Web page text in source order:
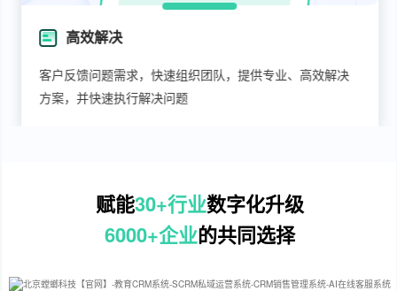
高效解决
客户反馈问题需求，快速组织团队，提供专业、高效解决
方案，并快速执行解决问题
赋能30+行业数字化升级
6000+企业的共同选择